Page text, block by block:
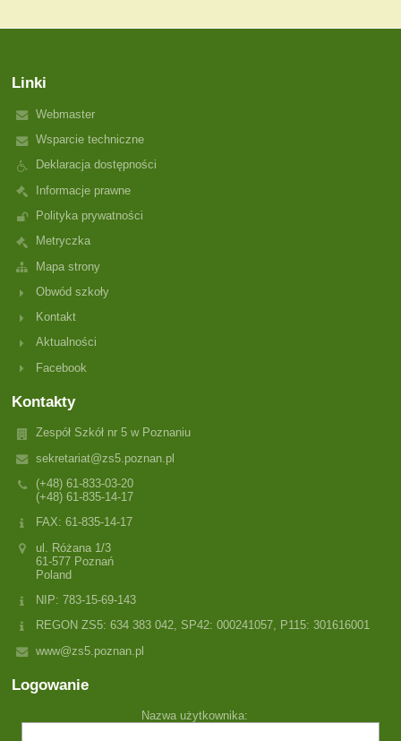
Linki
Webmaster
Wsparcie techniczne
Deklaracja dostępności
Informacje prawne
Polityka prywatności
Metryczka
Mapa strony
Obwód szkoły
Kontakt
Aktualności
Facebook
Kontakty
Zespół Szkół nr 5 w Poznaniu
sekretariat@zs5.poznan.pl
(+48) 61-833-03-20
(+48) 61-835-14-17
FAX: 61-835-14-17
ul. Różana 1/3
61-577 Poznań
Poland
NIP: 783-15-69-143
REGON ZS5: 634 383 042, SP42: 000241057, P115: 301616001
www@zs5.poznan.pl
Logowanie
Nazwa użytkownika: